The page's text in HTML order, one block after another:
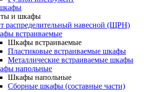
и шкафы
распределительный навесной (ЩРН)
встраиваемые
Шкафы встраиваемые
Пластиковые встраиваемые шкафы
Металлические встраиваемые шкафы
напольные
Шкафы напольные
Сборные шкафы (составные части)